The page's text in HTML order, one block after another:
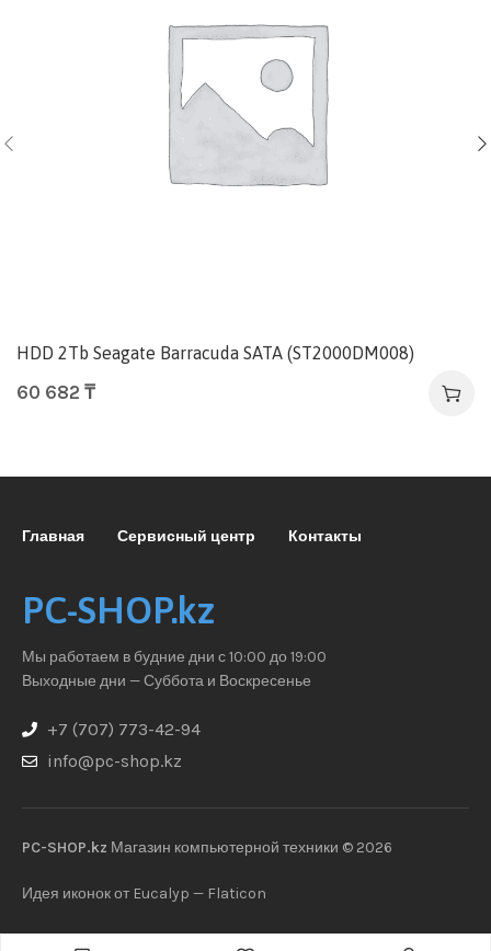
HDD 2Tb Seagate Barracuda SATA (ST2000DM008)
60 682 ₸
Главная Сервисный центр Контакты
PC-SHOP.kz
Мы работаем в будние дни с 10:00 до 19:00
Выходные дни — Суббота и Воскресенье
+7 (707) 773-42-94
info@pc-shop.kz
PC-SHOP.kz Магазин компьютерной техники © 2026
Идея иконок от Eucalyp — Flaticon